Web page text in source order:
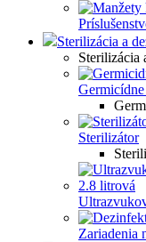
Sterilizácia a
Sterilizácia
Sterilizátor
Zariadenia